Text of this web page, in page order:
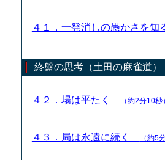
４１．一発消しの愚かさを
終盤の思考（土田の麻雀道）
４２．場は平たく （約2分10秒）
４３．局は永遠に続く （約5